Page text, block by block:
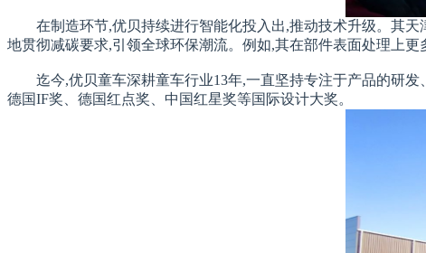
在制造环节,优贝持续进行智能化投入出,推动技术升级。其
地贯彻减碳要求,引领全球环保潮流。例如,其在部件表面处理上
迄今,优贝童车深耕童车行业13年,一直坚持专注于产品的研
德国IF奖、德国红点奖、中国红星奖等国际设计大奖。